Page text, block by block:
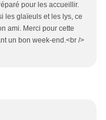
pour les accueillir.
les glaïeuls et les lys, ce
ami. Merci pour cette
un bon week-end.<br />